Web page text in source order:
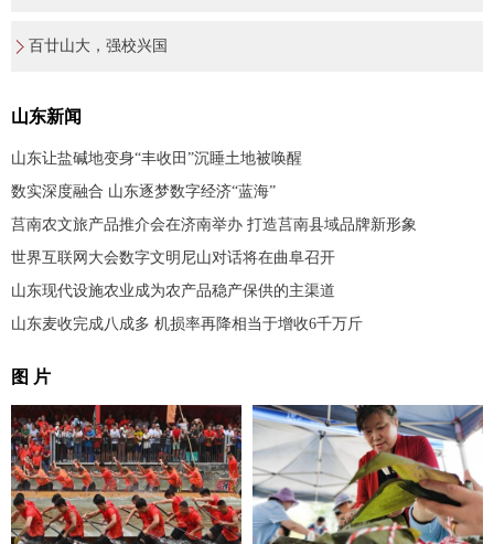
百廿山大，强校兴国
山东新闻
山东让盐碱地变身“丰收田”沉睡土地被唤醒
数实深度融合 山东逐梦数字经济“蓝海”
莒南农文旅产品推介会在济南举办 打造莒南县域品牌新形象
世界互联网大会数字文明尼山对话将在曲阜召开
山东现代设施农业成为农产品稳产保供的主渠道
山东麦收完成八成多 机损率再降相当于增收6千万斤
图 片